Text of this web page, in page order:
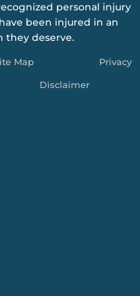
personal injury
been injured in an
they deserve.
Map Privacy
Disclaimer